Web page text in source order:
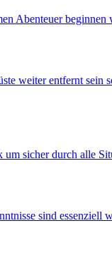
Abenteuer beginnen
weiter entfernt sein
sicher durch alle
sind essenziell